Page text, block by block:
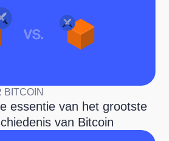
BITCOIN
essentie van het grootste
van Bitcoin